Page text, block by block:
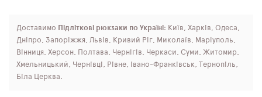
Доставимо Підліткові рюкзаки по Україні : Київ, Харків, Одеса,
Дніпро, Запоріжжя, Львів, Кривий Ріг, Миколаїв, Маріуполь,
Вінниця, Херсон, Полтава, Чернігів, Черкаси, Суми, Житомир,
Хмельницький, Чернівці, Рівне, Івано-Франківськ, Тернопіль,
Біла Церква.